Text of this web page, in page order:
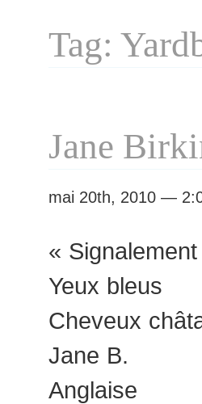
Tag:
Jane
mai 20th, 2010 —
« Signalement
Yeux bleus
Cheveux
Jane B.
Anglaise